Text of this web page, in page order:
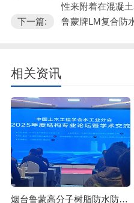
性来附着在混凝
下一篇:
鲁蒙牌LM复合防
相关资讯
烟台鲁蒙高分子树脂防水防腐涂料可应用于石油化工行业